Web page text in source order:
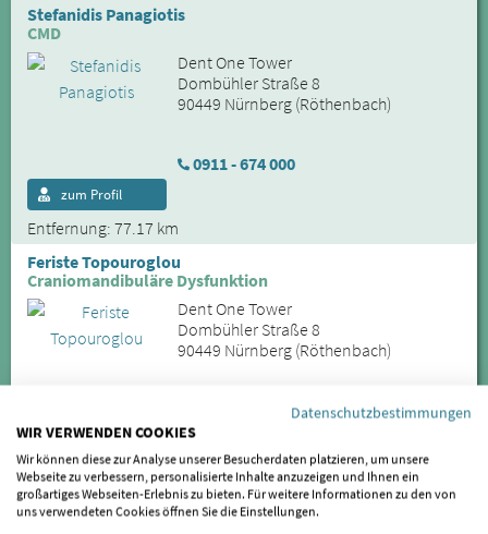
Stefanidis Panagiotis
CMD
Dent One Tower
Dombühler Straße 8
90449 Nürnberg (Röthenbach)
0911 - 674 000
Entfernung: 77.17 km
zum Profil
Feriste Topouroglou
Craniomandibuläre Dysfunktion
Dent One Tower
Dombühler Straße 8
90449 Nürnberg (Röthenbach)
0911 - 674 000
Entfernung: 77.17 km
zum Profil
Giannis Tsevekidis
Datenschutzbestimmungen
WIR VERWENDEN COOKIES
Wir können diese zur Analyse unserer Besucherdaten platzieren, um unsere
Webseite zu verbessern, personalisierte Inhalte anzuzeigen und Ihnen ein
großartiges Webseiten-Erlebnis zu bieten. Für weitere Informationen zu den von
uns verwendeten Cookies öffnen Sie die Einstellungen.